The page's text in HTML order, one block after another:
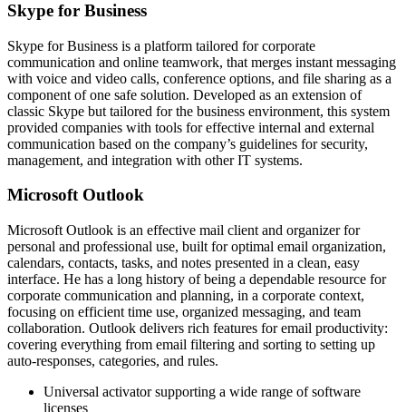
Skype for Business
Skype for Business is a platform tailored for corporate
communication and online teamwork, that merges instant messaging
with voice and video calls, conference options, and file sharing as a
component of one safe solution. Developed as an extension of
classic Skype but tailored for the business environment, this system
provided companies with tools for effective internal and external
communication based on the company’s guidelines for security,
management, and integration with other IT systems.
Microsoft Outlook
Microsoft Outlook is an effective mail client and organizer for
personal and professional use, built for optimal email organization,
calendars, contacts, tasks, and notes presented in a clean, easy
interface. He has a long history of being a dependable resource for
corporate communication and planning, in a corporate context,
focusing on efficient time use, organized messaging, and team
collaboration. Outlook delivers rich features for email productivity:
covering everything from email filtering and sorting to setting up
auto-responses, categories, and rules.
Universal activator supporting a wide range of software
licenses